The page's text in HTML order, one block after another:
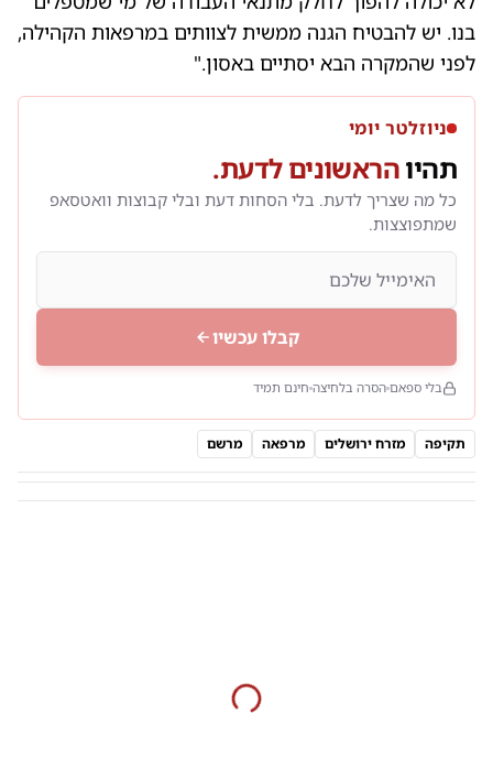
בנו. יש להבטיח הגנה ממשית לצוותים במרפאות הקהילה,
לפני שהמקרה הבא יסתיים באסון."
ניוזלטר יומי
תהיוהראשונים לדעת.
כל מה שצריך לדעת. בלי הסחות דעת ובלי קבוצות וואטסאפ
שמתפוצצות.
קבלו עכשיו
בלי ספאם הסרה בלחיצה חינם תמיד
תקיפה מזרח ירושלים מרפאה מרשם